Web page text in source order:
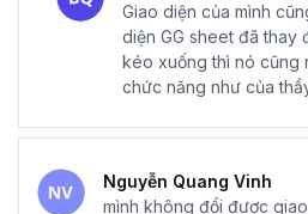
Giao diện của mình
diện GG sheet đã thay
kéo xuống thì nó cũng
chức năng như của
Nguyễn Quang Vinh
mình không đổi được